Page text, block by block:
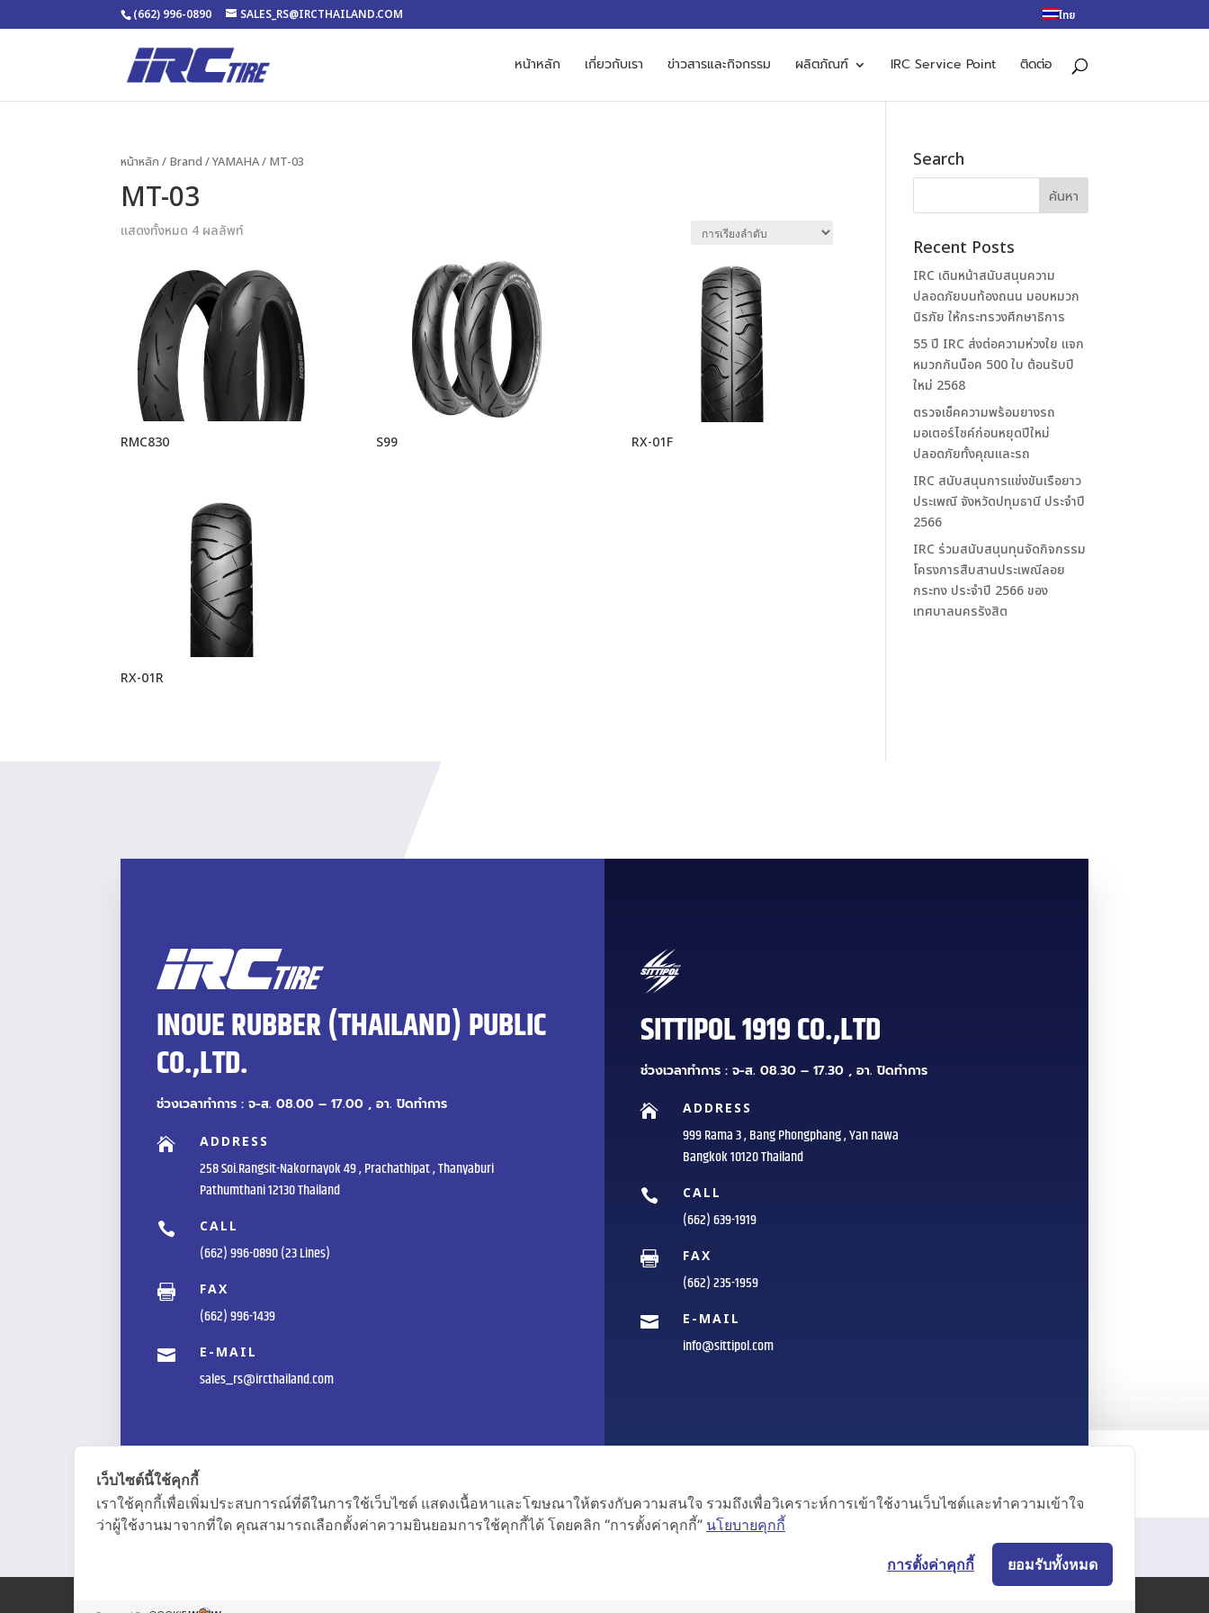
(662) 996-0890 SALES_RS@IRCTHAILAND.COM ไทย
หน้าหลัก เกี่ยวกับเรา ข่าวสารและกิจกรรม ผลิตภัณฑ์ IRC Service Point ติดต่อ
หน้าหลัก / Brand /YAMAHA/ MT-03
MT-03
แสดงทั้งหมด 4 ผลลัพท์
RMC830 S99 RX-01F
RX-01R
Search
Recent Posts
IRC เดินหน้าสนับสนุนความ
ปลอดภัยบนท้องถนน มอบหมวก
นิรภัย ให้กระทรวงศึกษาธิการ
55 ปี IRC ส่งต่อความห่วงใย แจก
หมวกกันน็อค 500 ใบ ต้อนรับปี
ใหม่ 2568
ตรวจเช็คความพร้อมยางรถ
มอเตอร์ไซค์ก่อนหยุดปีใหม่
ปลอดภัยทั้งคุณและรถ
IRC สนับสนุนการแข่งขันเรือยาว
ประเพณี จังหวัดปทุมธานี ประจำปี
2566
IRC ร่วมสนับสนุนทุนจัดกิจกรรม
โครงการสืบสานประเพณีลอย
กระทง ประจำปี 2566 ของ
เทศบาลนครรังสิต
INOUE RUBBER (THAILAND) PUBLIC
CO.,LTD.
ช่วงเวลาทำการ : จ-ส. 08.00 – 17.00 , อา. ปิดทำการ
 ADDRESS
258 Soi.Rangsit-Nakornayok 49 , Prachathipat , Thanyaburi
Pathumthani 12130 Thailand
 CALL
(662) 996-0890 (23 Lines)
 FAX
(662) 996-1439
 E-MAIL
sales_rs@ircthailand.com
SITTIPOL 1919 CO.,LTD
ช่วงเวลาทำการ : จ-ส. 08.30 – 17.30 , อา. ปิดทำการ
 ADDRESS
999 Rama 3 , Bang Phongphang , Yan nawa
Bangkok 10120 Thailand
 CALL
(662) 639-1919
 FAX
(662) 235-1959
 E-MAIL
info@sittipol.com
เว็บไซต์นี้ใช้คุกกี้
เราใช้คุกกี้เพื่อเพิ่มประสบการณ์ที่ดีในการใช้เว็บไซต์ แสดงเนื้อหาและโฆษณาให้ตรงกับความสนใจ รวมถึงเพื่อวิเคราะห์การเข้าใช้งานเว็บไซต์และทำความเข้าใจ
ว่าผู้ใช้งานมาจากที่ใด คุณสามารถเลือกตั้งค่าความยินยอมการใช้คุกกี้ได้ โดยคลิก “การตั้งค่าคุกกี้” นโยบายคุกกี้
ยอมรับทั้งหมด
การตั้งค่าคุกกี้